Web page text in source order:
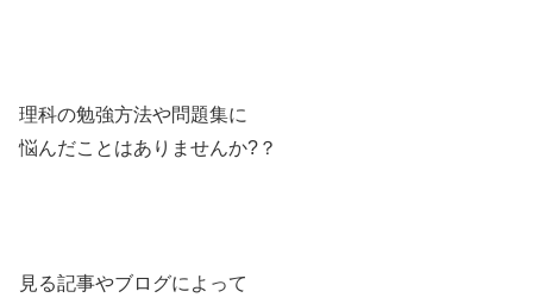
理科の勉強方法や問題集に
悩んだことはありませんか?？
見る記事やブログによって